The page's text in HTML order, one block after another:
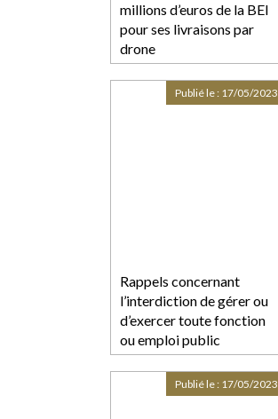
millions d’euros de la BEI
pour ses livraisons par
drone
Rappels concernant
l’interdiction de gérer ou
d’exercer toute fonction
ou emploi public
Publié le : 17/05/2023
Publié le : 17/05/2023